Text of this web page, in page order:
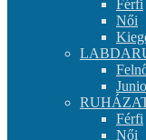
Férfi
Női
Férfi
Női